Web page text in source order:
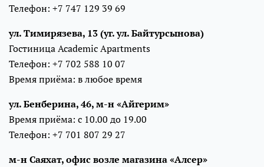
Телефон: +7 747 129 39 69
ул. Тимирязева, 13 (уг. ул. Байтурсынова)
Гостиница Academic Apartments
Телефон: +7 702 588 10 07
Время приёма: в любое время
ул. Бенберина, 46, м-н «Айгерим»
Время приёма: с 10.00 до 19.00
Телефон: +7 701 807 29 27
м-н Саяхат, офис возле магазина «Алсер»